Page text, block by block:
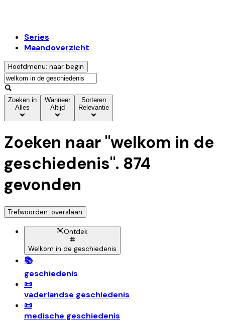
Series
Maandoverzicht
Hoofdmenu: naar begin
Zoeken in
Alles
Wanneer
Altijd
Sorteren
Relevantie
Zoeken naar "welkom in de
geschiedenis". 874
gevonden
Trefwoorden: overslaan
Ontdek
Welkom in de geschiedenis
📚
geschiedenis
📜
vaderlandse geschiedenis
📜
medische geschiedenis